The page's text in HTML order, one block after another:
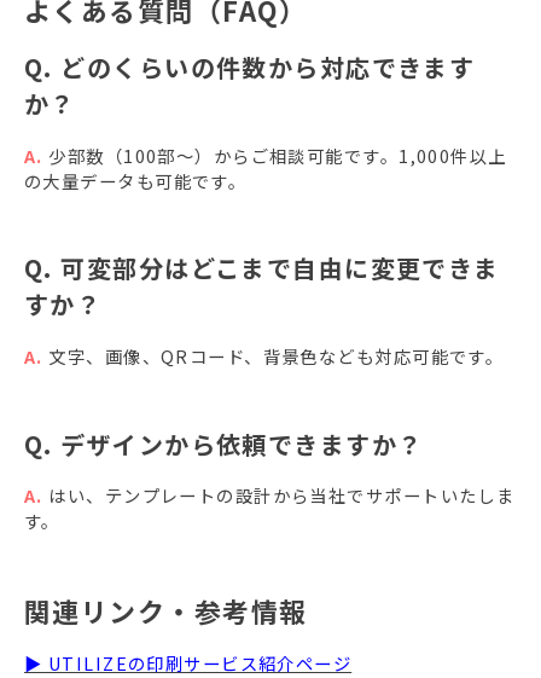
よくある質問（FAQ）
Q. どのくらいの件数から対応できます
か？
A. 少部数（100部〜）からご相談可能です。1,000件以上
の大量データも可能です。
Q. 可変部分はどこまで自由に変更できま
すか？
A. 文字、画像、QRコード、背景色なども対応可能です。
Q. デザインから依頼できますか？
A. はい、テンプレートの設計から当社でサポートいたしま
す。
関連リンク・参考情報
▶ UTILIZEの印刷サービス紹介ページ